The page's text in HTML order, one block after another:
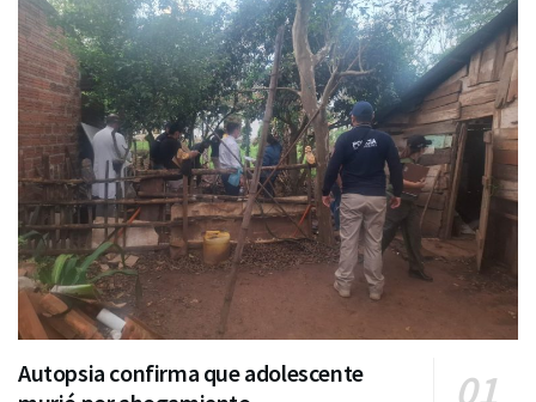
Autopsia confirma que adolescente